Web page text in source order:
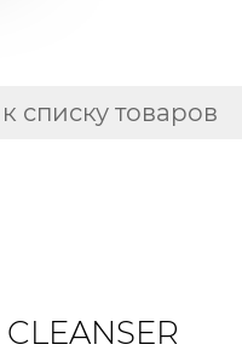
Е и
списку товаров